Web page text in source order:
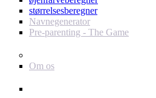
størrelsesberegner
Navnegenerator
Pre-parenting - The Game
Om os